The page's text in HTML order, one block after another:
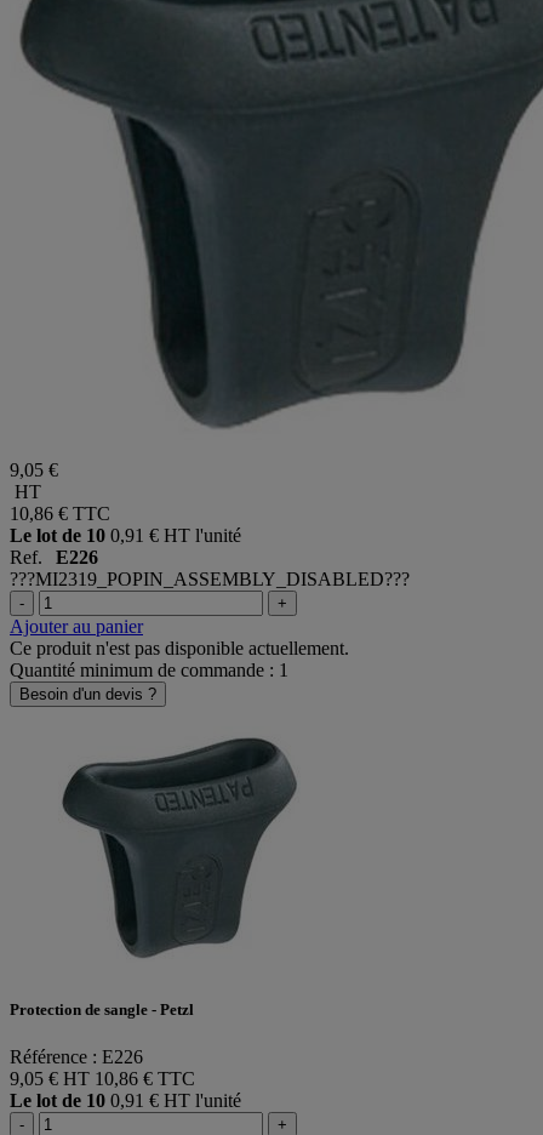
9,05 €
HT
10,86 € TTC
Le lot de 10 0,91 € HT l'unité
Ref. E226
???MI2319_POPIN_ASSEMBLY_DISABLED???
- +
Ajouter au panier
Ce produit n'est pas disponible actuellement.
Quantité minimum de commande : 1
Besoin d'un devis ?
Protection de sangle - Petzl
Référence : E226
9,05 € HT 10,86 € TTC
Le lot de 10 0,91 € HT l'unité
-
+